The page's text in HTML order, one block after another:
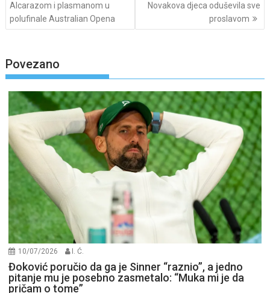
Alcarazom i plasmanom u
polufinale Australian Opena
Novakova djeca oduševila sve
proslavom
Povezano
10/07/2026 I. Ć.
Đoković poručio da ga je Sinner “raznio”, a jedno
pitanje mu je posebno zasmetalo: “Muka mi je da
pričam o tome”